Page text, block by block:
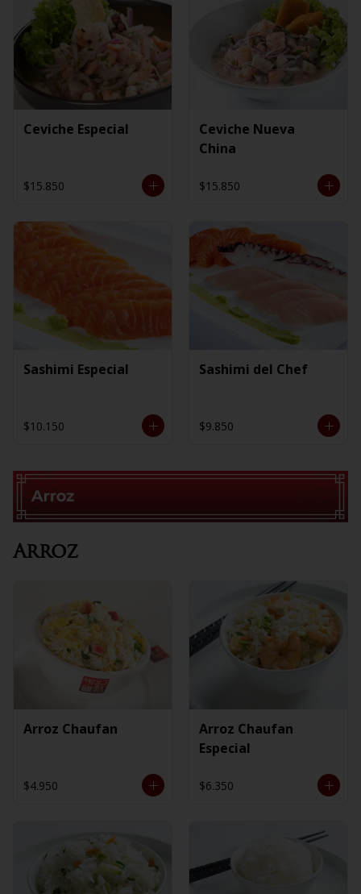
Ceviche Especial
$15.850
Ceviche Nueva
China
$15.850
Sashimi Especial
$10.150
Sashimi del Chef
$9.850
Arroz
Arroz Chaufan
$4.950
Arroz Chaufan
Especial
$6.350